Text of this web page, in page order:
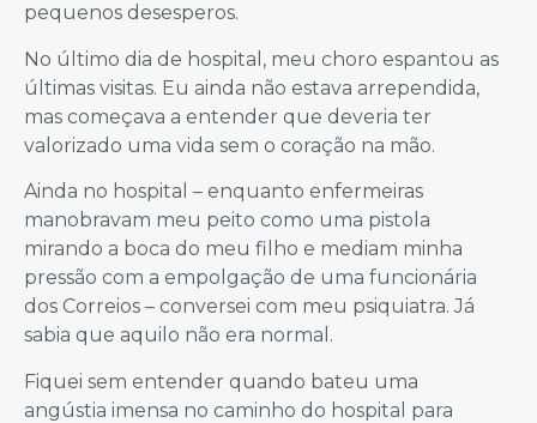
pequenos desesperos.
No último dia de hospital, meu choro espantou as
últimas visitas. Eu ainda não estava arrependida,
mas começava a entender que deveria ter
valorizado uma vida sem o coração na mão.
Ainda no hospital – enquanto enfermeiras
manobravam meu peito como uma pistola
mirando a boca do meu filho e mediam minha
pressão com a empolgação de uma funcionária
dos Correios – conversei com meu psiquiatra. Já
sabia que aquilo não era normal.
Fiquei sem entender quando bateu uma
angústia imensa no caminho do hospital para